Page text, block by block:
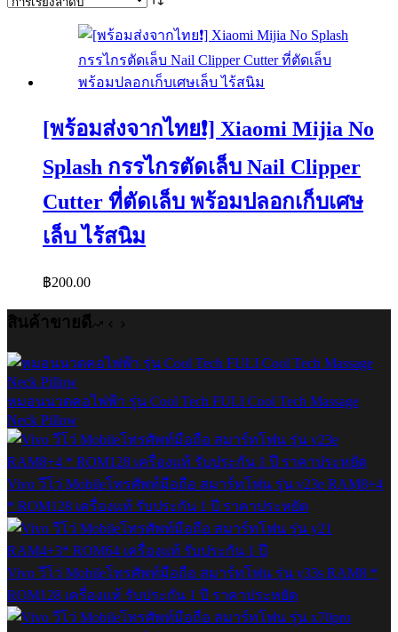
[พร้อมส่งจากไทย❗] Xiaomi Mijia No
Splash กรรไกรตัดเล็บ Nail Clipper
Cutter ที่ตัดเล็บ พร้อมปลอกเก็บเศษ
เล็บ ไร้สนิม
฿200.00
สินค้าขายดี
หมอนนวดคอไฟฟ้า รุ่น Cool Tech FULI Cool Tech Massage
Neck Pillow
Vivo วีโว่ Mobileโทรศัพท์มือถือ สมาร์ทโฟน รุ่น v23e RAM8+4
* ROM128 เครื่องแท้ รับประกัน 1 ปี ราคาประหยัด
Vivo วีโว่ Mobileโทรศัพท์มือถือ สมาร์ทโฟน รุ่น y33s RAM8 *
ROM128 เครื่องแท้ รับประกัน 1 ปี ราคาประหยัด